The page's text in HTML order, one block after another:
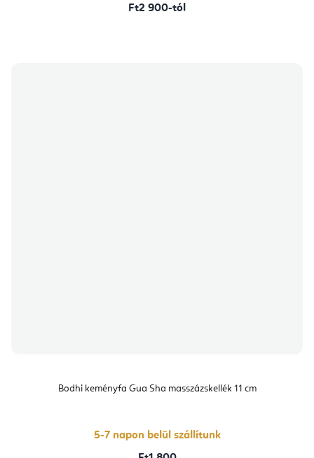
Ft2 900-tól
Bodhi keményfa Gua Sha masszázskellék 11 cm
5-7 napon belül szállítunk